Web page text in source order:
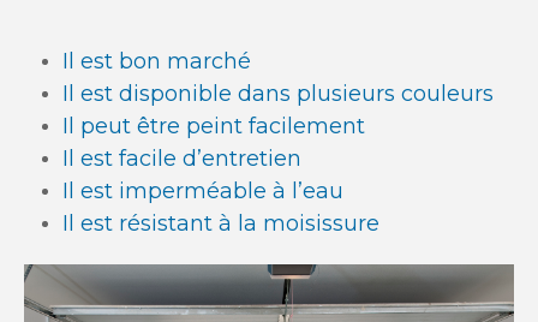
Il est bon marché
Il est disponible dans plusieurs couleurs
Il peut être peint facilement
Il est facile d’entretien
Il est imperméable à l’eau
Il est résistant à la moisissure